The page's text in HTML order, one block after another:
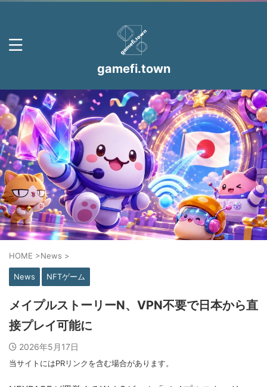
gamefi.town
HOME >News >
News NFTゲーム
メイプルストーリーN、VPN不要で日本から直
接プレイ可能に
2026年5月17日
当サイトにはPRリンクを含む場合があります。